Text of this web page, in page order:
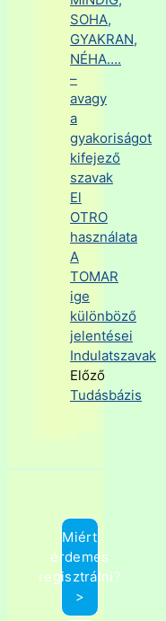
SOHA,
GYAKRAN,
NÉHA….
–
avagy
a
gyakoriságot
kifejező
szavak
El
OTRO
használata
A
TOMAR
ige
különböző
jelentései
Indulatszavak
Előző
Tudásbázis
Miért
érdemes
regisztrálni?
>